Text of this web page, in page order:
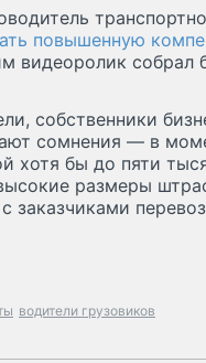
повышенную
видеоролик собрал
собственники
сомнения — в
хотя бы до пяти
размеры
заказчиками
водители грузовиков